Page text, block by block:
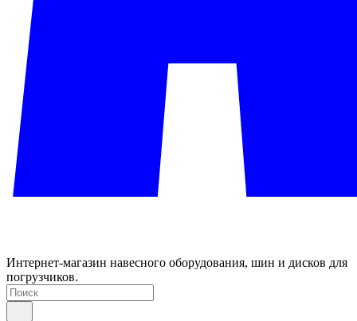
Интернет-магазин навесного оборудования, шин и дисков для
погрузчиков.